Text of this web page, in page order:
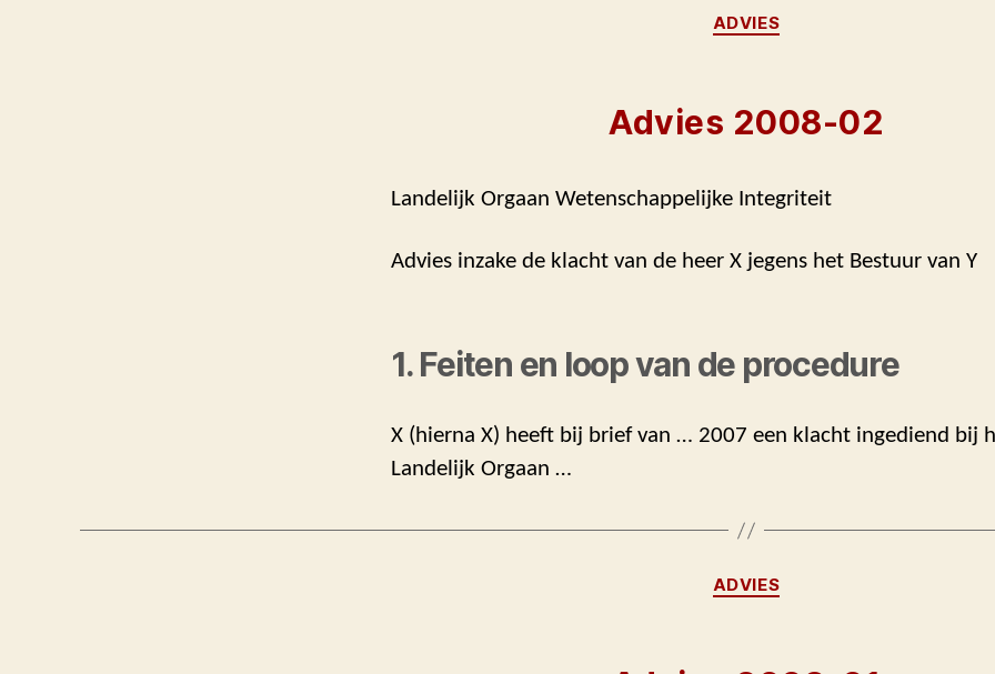
Categorieën
ADVIES
Advies 2008-02
Landelijk Orgaan Wetenschappelijke Integriteit
Advies inzake de klacht van de heer X jegens het Bestuur van Y
1. Feiten en loop van de procedure
X (hierna X) heeft bij brief van … 2007 een klacht ingediend bij
Landelijk Orgaan …
Categorieën
ADVIES